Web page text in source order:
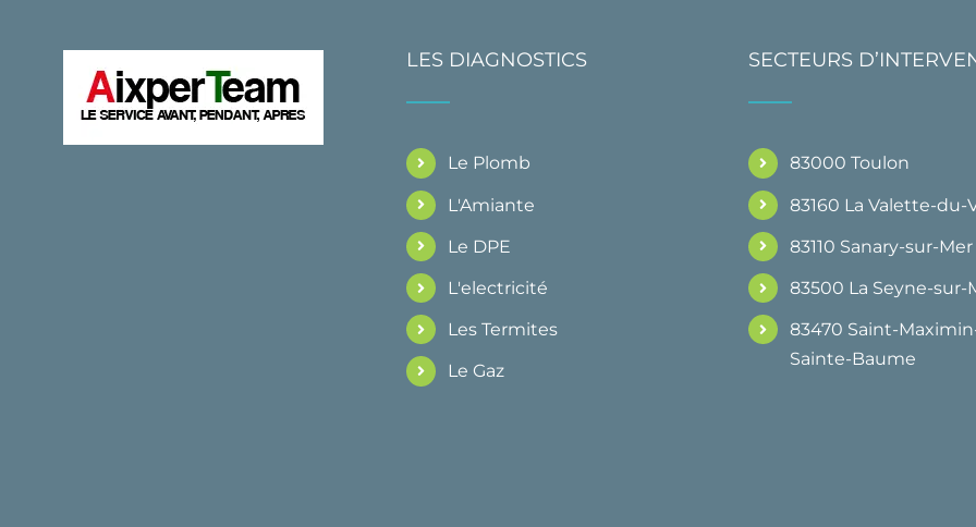
LES DIAGNOSTICS
Le Plomb
L'Amiante
Le DPE
L'electricité
Les Termites
Le Gaz
SECTEURS
83000 Toulon
83160 La Valette-du-
83110 Sanary-sur-Mer
83500 La Seyne-sur-
83470 Saint-
Sainte-Baume